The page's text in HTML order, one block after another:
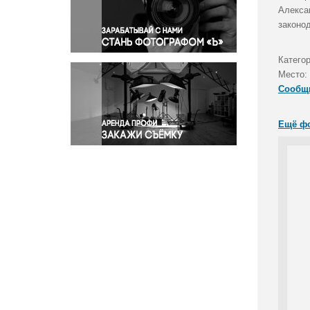
Правосудие
Происшествия и конфликты
Религия
Светская жизнь
Спорт
Экология
Экономика и бизнес
Место:
Ещё